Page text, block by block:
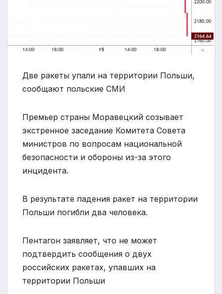
Две ракеты упали на территории Польши,
сообщают польские СМИ
Премьер страны Моравецкий созывает
экстренное заседание Комитета Совета
министров по вопросам национальной
безопасности и обороны из-за этого
инцидента.
В результате падения ракет на территории
Польши погибли два человека.
Пентагон заявляет, что не может
подтвердить сообщения о двух
российских ракетах, упавших на
территории Польши